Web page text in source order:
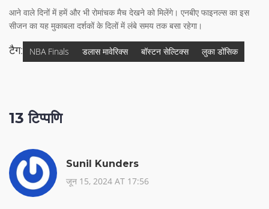
आने वाले दिनों में हमें और भी रोमांचक मैच देखने को मिलेंगे। एनबीए फाइनल्स का इस
सीजन का यह मुकाबला दर्शकों के दिलों में लंबे समय तक बसा रहेगा।
टैग: NBA Finals डलास मावेरिक्स बॉस्टन सेल्टिक्स लुका डोंसिक
13 टिप्पणि
Sunil Kunders
जून 15, 2024 AT 17:56